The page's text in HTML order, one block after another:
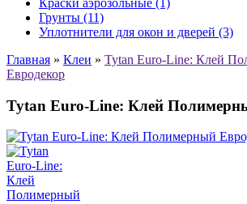
Грунты (11)
Уплотнители для окон и дверей (3)
Главная » Клеи » Tytan Euro-Line: Клей
Евродекор
Tytan Euro-Line: Клей